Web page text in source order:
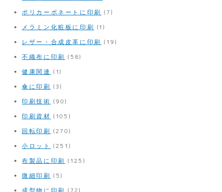
ポリカーボネートに印刷 (7)
メラミン化粧板に印刷 (1)
レザー・合成皮革に印刷 (19)
不織布に印刷 (58)
健康関連 (1)
傘に印刷 (3)
印刷技術 (90)
印刷資材 (105)
回転印刷 (270)
小ロット
(251)
布製品に印刷 (125)
微細印刷 (5)
成型物に印刷 (72)